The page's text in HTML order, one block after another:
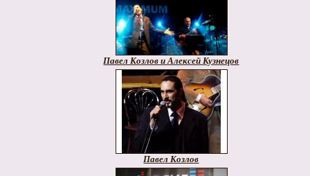
Павел Козлов и Алексей Кузнецов
Павел Козлов